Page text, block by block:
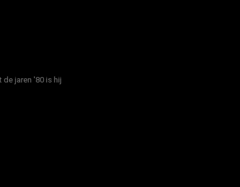
jaren '80 is hij